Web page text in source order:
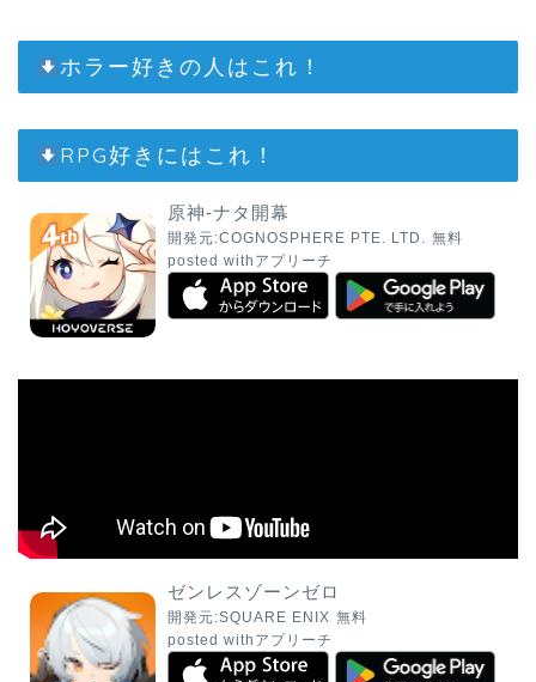
ホラー好きの人はこれ！
RPG好きにはこれ！
原神-ナタ開幕
開発元:COGNOSPHERE PTE. LTD.
無料
posted with アプリーチ
ゼンレスゾーンゼロ
開発元:SQUARE ENIX 無料
posted with アプリーチ